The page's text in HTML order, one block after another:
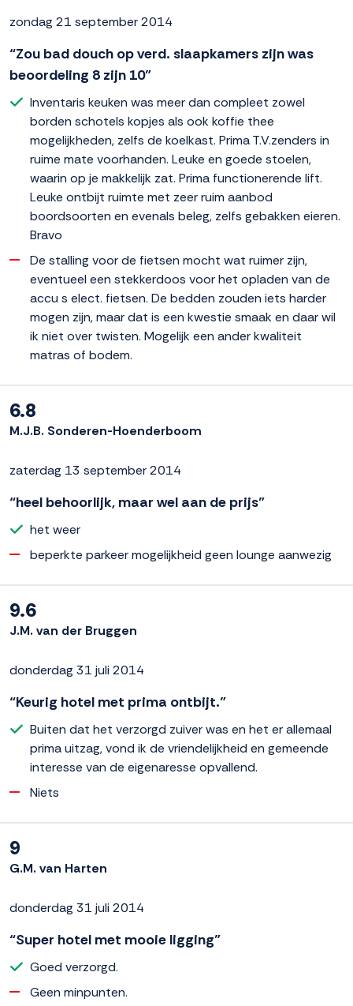
zondag 21 september 2014
“Zou bad douch op verd. slaapkamers zijn was
beoordeling 8 zijn 10”
Inventaris keuken was meer dan compleet zowel
borden schotels kopjes als ook koffie thee
mogelijkheden, zelfs de koelkast. Prima T.V.zenders in
ruime mate voorhanden. Leuke en goede stoelen,
waarin op je makkelijk zat. Prima functionerende lift.
Leuke ontbijt ruimte met zeer ruim aanbod
boordsoorten en evenals beleg, zelfs gebakken eieren.
Bravo
De stalling voor de fietsen mocht wat ruimer zijn,
eventueel een stekkerdoos voor het opladen van de
accu s elect. fietsen. De bedden zouden iets harder
mogen zijn, maar dat is een kwestie smaak en daar wil
ik niet over twisten. Mogelijk een ander kwaliteit
matras of bodem.
6.8
M.J.B. Sonderen-Hoenderboom
zaterdag 13 september 2014
“heel behoorlijk, maar wel aan de prijs”
het weer
beperkte parkeer mogelijkheid geen lounge aanwezig
9.6
J.M. van der Bruggen
donderdag 31 juli 2014
“Keurig hotel met prima ontbijt.”
Buiten dat het verzorgd zuiver was en het er allemaal
prima uitzag, vond ik de vriendelijkheid en gemeende
interesse van de eigenaresse opvallend.
Niets
9
G.M. van Harten
donderdag 31 juli 2014
“Super hotel met mooie ligging”
Goed verzorgd.
Geen minpunten.